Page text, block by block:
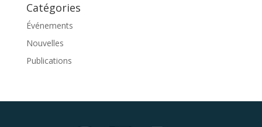
Catégories
Événements
Nouvelles
Publications